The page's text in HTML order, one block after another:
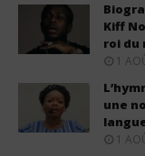
Kiff
roi du
1
une
1